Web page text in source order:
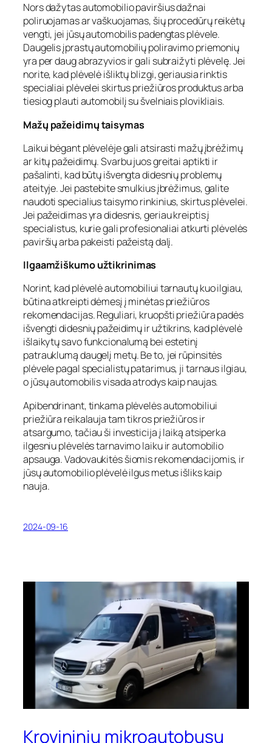
Nors dažytas automobilio paviršius dažnai
poliruojamas ar vaškuojamas, šių procedūrų reikėtų
vengti, jei jūsų automobilis padengtas plėvele.
Daugelis įprastų automobilių poliravimo priemonių
yra per daug abrazyvios ir gali subraižyti plėvelę. Jei
norite, kad plėvelė išliktų blizgi, geriausia rinktis
specialiai plėvelei skirtus priežiūros produktus arba
tiesiog plauti automobilį su švelniais plovikliais.
Mažų pažeidimų taisymas
Laikui bėgant plėvelėje gali atsirasti mažų įbrėžimų
ar kitų pažeidimų. Svarbu juos greitai aptikti ir
pašalinti, kad būtų išvengta didesnių problemų
ateityje. Jei pastebite smulkius įbrėžimus, galite
naudoti specialius taisymo rinkinius, skirtus plėvelei.
Jei pažeidimas yra didesnis, geriau kreiptis į
specialistus, kurie gali profesionaliai atkurti plėvelės
paviršių arba pakeisti pažeistą dalį.
Ilgaamžiškumo užtikrinimas
Norint, kad plėvelė automobiliui tarnautų kuo ilgiau,
būtina atkreipti dėmesį į minėtas priežiūros
rekomendacijas. Reguliari, kruopšti priežiūra padės
išvengti didesnių pažeidimų ir užtikrins, kad plėvelė
išlaikytų savo funkcionalumą bei estetinį
patrauklumą daugelį metų. Be to, jei rūpinsitės
plėvele pagal specialistų patarimus, ji tarnaus ilgiau,
o jūsų automobilis visada atrodys kaip naujas.
Apibendrinant, tinkama plėvelės automobiliui
priežiūra reikalauja tam tikros priežiūros ir
atsargumo, tačiau ši investicija į laiką atsiperka
ilgesniu plėvelės tarnavimo laiku ir automobilio
apsauga. Vadovaukitės šiomis rekomendacijomis, ir
jūsų automobilio plėvelė ilgus metus išliks kaip
nauja.
2024-09-16
Krovininių mikroautobusų